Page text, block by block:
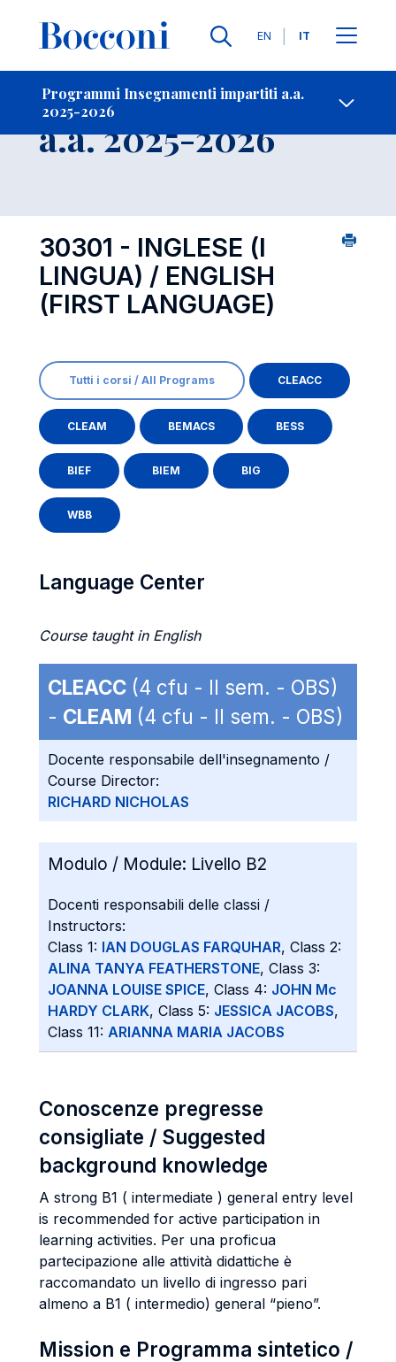
Lingue
EN IT
Programmi Insegnamenti impartiti a.a.
2025-2026
-
Insegnamento
a.a. 2025-2026
30301 - INGLESE (I
LINGUA) / ENGLISH
(FIRST LANGUAGE)
Tutti i corsi / All Programs CLEACC
CLEAM BEMACS BESS
BIEF BIEM BIG
WBB
Language Center
Course taught in English
CLEACC (4 cfu - II sem. - OBS)
- CLEAM (4 cfu - II sem. - OBS)
Docente responsabile dell'insegnamento /
Course Director:
RICHARD NICHOLAS
Modulo / Module: Livello B2
Docenti responsabili delle classi /
Instructors:
Class 1: IAN DOUGLAS FARQUHAR, Class 2:
ALINA TANYA FEATHERSTONE, Class 3:
JOANNA LOUISE SPICE, Class 4: JOHN Mc
HARDY CLARK, Class 5: JESSICA JACOBS,
Class 11: ARIANNA MARIA JACOBS
Conoscenze pregresse
consigliate / Suggested
background knowledge
A strong B1 ( intermediate ) general entry level
is recommended for active participation in
learning activities. Per una proficua
partecipazione alle attività didattiche è
raccomandato un livello di ingresso pari
almeno a B1 ( intermedio) general “pieno”.
Mission e Programma sintetico /